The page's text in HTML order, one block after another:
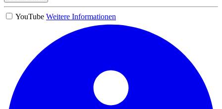
YouTube Weitere Informationen